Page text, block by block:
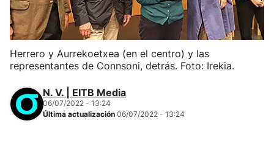
Herrero y Aurrekoetxea (en el centro) y las
representantes de Connsoni, detrás. Foto: Irekia.
N. V. | EITB Media
06/07/2022 - 13:24
Última actualización 06/07/2022 - 13:24